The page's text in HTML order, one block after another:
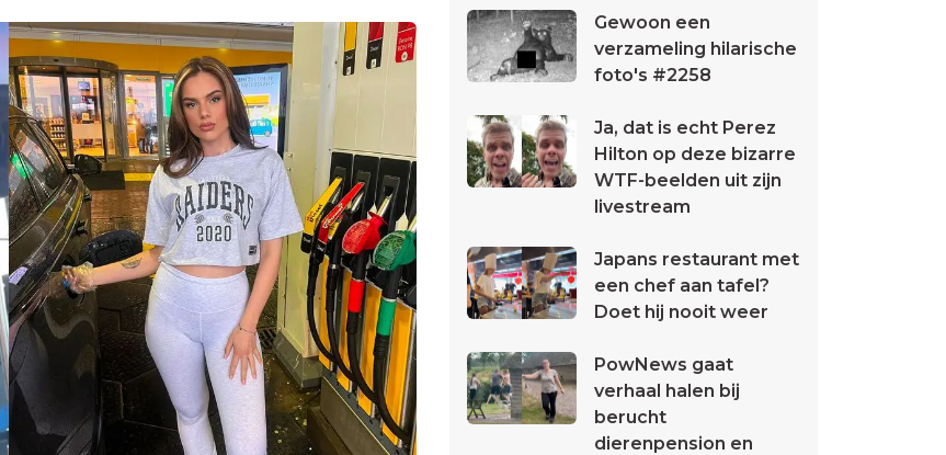
Gewoon een
verzameling hilarische
foto's #2258
Ja, dat is echt Perez
Hilton op deze bizarre
WTF-beelden uit zijn
livestream
Japans restaurant met
een chef aan tafel?
Doet hij nooit weer
PowNews gaat
verhaal halen bij
berucht
dierenpension en